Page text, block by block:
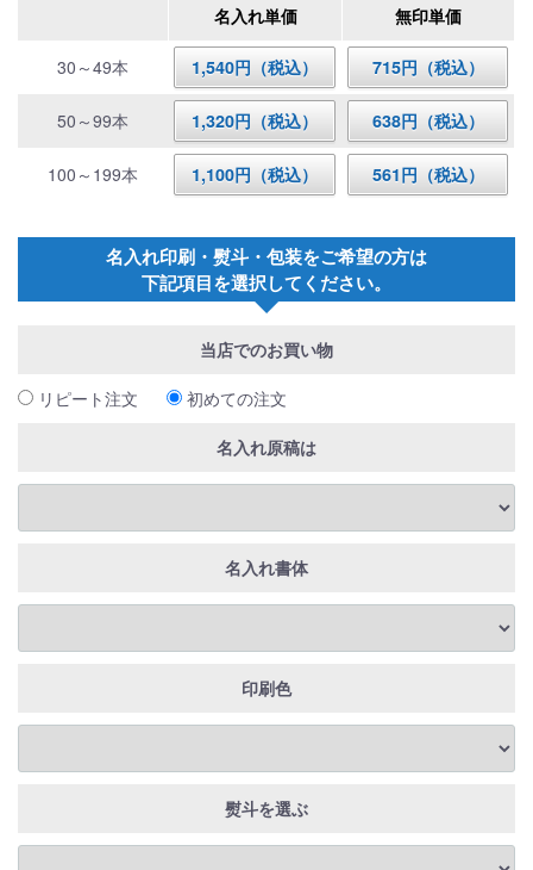
名入れ単価 無印単価
30～49本 1,540円（税込） 715円（税込）
50～99本 1,320円（税込） 638円（税込）
100～199本 1,100円（税込） 561円（税込）
名入れ印刷・熨斗・包装をご希望の方は
下記項目を選択してください。
当店でのお買い物
リピート注文 初めての注文
名入れ原稿は
名入れ書体
印刷色
熨斗を選ぶ